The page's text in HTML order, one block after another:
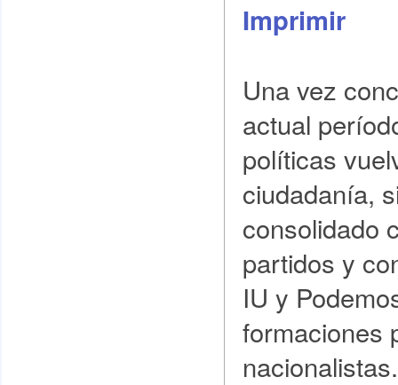
Imprimir
Una vez
actual
políticas
ciudadanía,
consolidado
partidos y
IU y
formaciones
nacionalistas.